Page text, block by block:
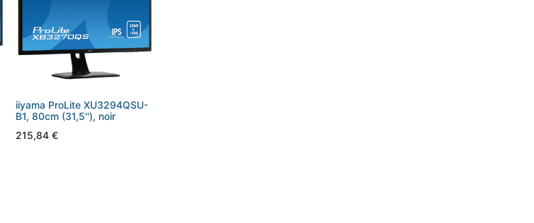
iiyama ProLite XU3294QSU-
B1, 80cm (31,5''), noir
215,84 €